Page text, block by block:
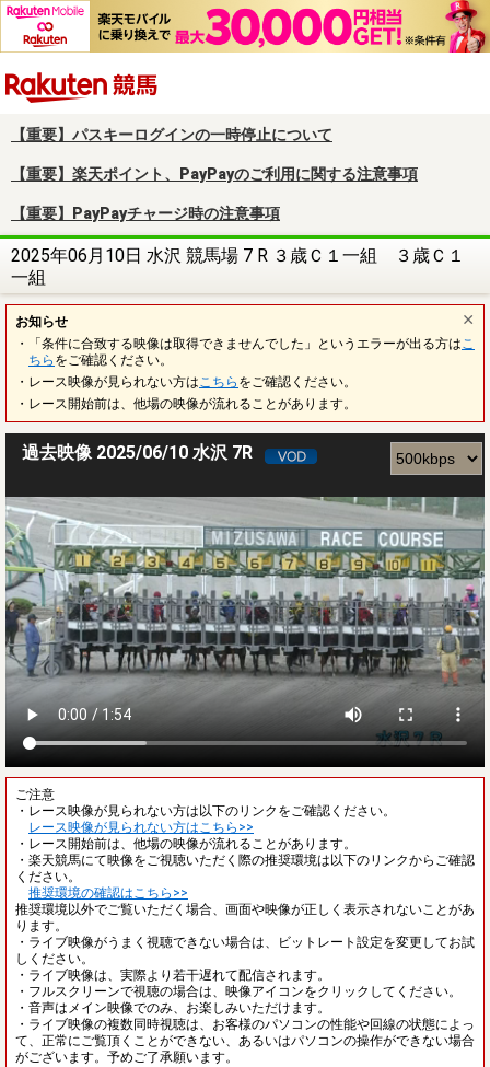
【重要】パスキーログインの一時停止について
【重要】楽天ポイント、PayPayのご利用に関する注意事項
【重要】PayPayチャージ時の注意事項
2025年06月10日 水沢 競馬場 7 R ３歳Ｃ１一組 ３歳Ｃ１
一組
お知らせ
・「条件に合致する映像は取得できませんでした」というエラーが出る方は こ
ちら をご確認ください。
・レース映像が見られない方は こちら をご確認ください。
・レース開始前は、他場の映像が流れることがあります。
過去映像 2025/06/10 水沢 7R
ご注意
・レース映像が見られない方は以下のリンクをご確認ください。
レース映像が見られない方はこちら>>
・レース開始前は、他場の映像が流れることがあります。
・楽天競馬にて映像をご視聴いただく際の推奨環境は以下のリンクからご確認
ください。
推奨環境の確認はこちら>>
推奨環境以外でご覧いただく場合、画面や映像が正しく表示されないことがあ
ります。
・ライブ映像がうまく視聴できない場合は、ビットレート設定を変更してお試
しください。
・ライブ映像は、実際より若干遅れて配信されます。
・フルスクリーンで視聴の場合は、映像アイコンをクリックしてください。
・音声はメイン映像でのみ、お楽しみいただけます。
・ライブ映像の複数同時視聴は、お客様のパソコンの性能や回線の状態によっ
て、正常にご覧頂くことができない、あるいはパソコンの操作ができない場合
がございます。予めご了承願います。